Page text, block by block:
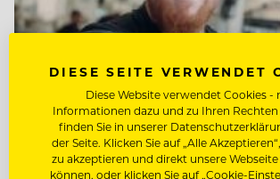
DIESE SEITE VERWENDET
Diese Website verwendet Cookies -
Informationen dazu und zu Ihren Rechten
finden Sie in unserer
der Seite. Klicken Sie auf „Alle
zu akzeptieren und direkt unsere
können, oder klicken Sie auf „Cookie-